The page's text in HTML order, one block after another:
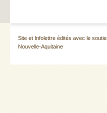
Site et Infolettre édités avec le
Nouvelle-Aquitaine